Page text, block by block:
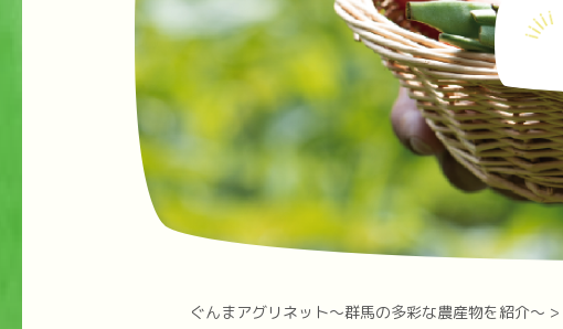
ぐんまアグリネット～群馬の多彩な農産物を紹介～ >